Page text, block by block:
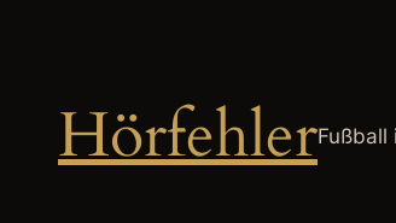
HörfehlerFußball